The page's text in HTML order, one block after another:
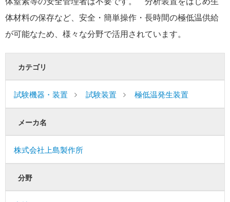
体材料の保存など、安全・簡単操作・長時間の極低温供給
が可能なため、様々な分野で活用されています。
カテゴリ
試験機器・装置 試験装置 極低温発生装置
メーカ名
株式会社上島製作所
分野